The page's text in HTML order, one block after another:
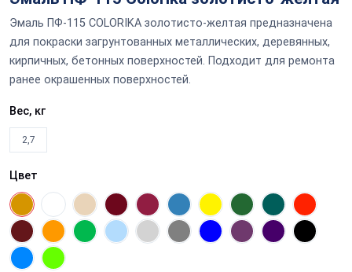
Эмаль ПФ-115 COLORIKA золотисто-желтая предназначена
для покраски загрунтованных металлических, деревянных,
кирпичных, бетонных поверхностей. Подходит для ремонта
ранее окрашенных поверхностей.
Вес, кг
2,7
Цвет